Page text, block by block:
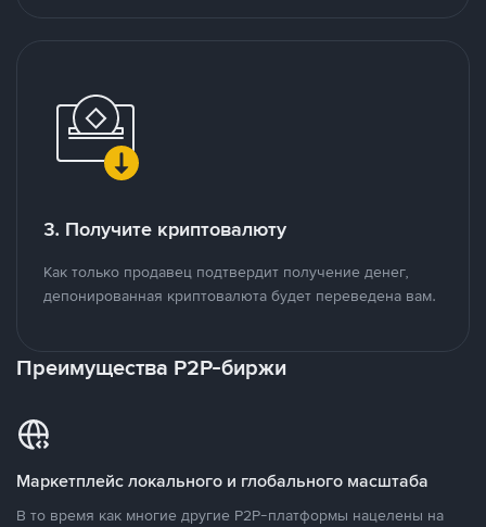
3. Получите криптовалюту
Как только продавец подтвердит получение денег,
депонированная криптовалюта будет переведена вам.
Преимущества P2P-биржи
Маркетплейс локального и глобального масштаба
В то время как многие другие P2P-платформы нацелены на